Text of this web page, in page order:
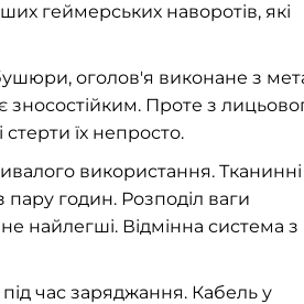
геймерських наворотів, які
оголов'я виконане з
зносостійким. Проте з
їх непросто.
використання. Тканинні
годин. Розподіл ваги
найлегші. Відмінна система з
час заряджання. Кабель у